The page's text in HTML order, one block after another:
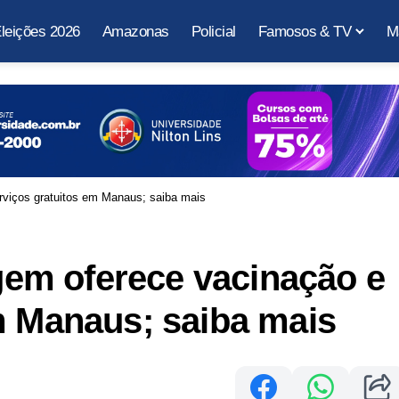
2026 Amazonas Policial Famosos & TV
gratuitos em Manaus; saiba mais
oferece vacinação e
saiba mais